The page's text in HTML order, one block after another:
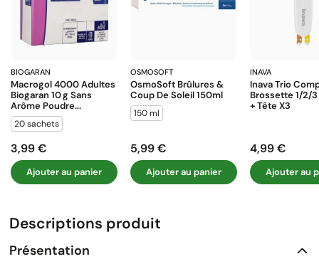
BIOGARAN
Macrogol 4000 Adultes
Biogaran 10 G Sans
Arôme Poudre...
20 sachets
Prix
3,99 €
Ajouter au panier
OSMOSOFT
OsmoSoft Brûlures &
Coup De Soleil 150ml
150 ml
Prix
5,99 €
Ajouter au panier
INAVA
Inava Trio
Brossette 1/2/
+ Tête X3
Prix
4,99 €
Ajouter au
Descriptions produit
Présentation